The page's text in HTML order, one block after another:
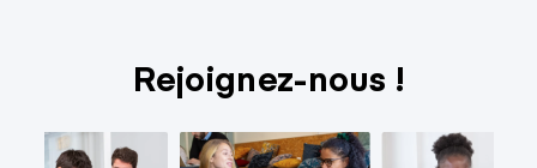
Rejoignez-nous !